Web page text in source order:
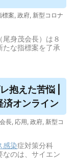
標案, 政府, 新型コロナ
身茂会長）は８
たな指標案を了承
抱えた苦悩 |
済オンライン
長, 応用, 政府, 新型コ
感染症対策分科
なのは、サイエン